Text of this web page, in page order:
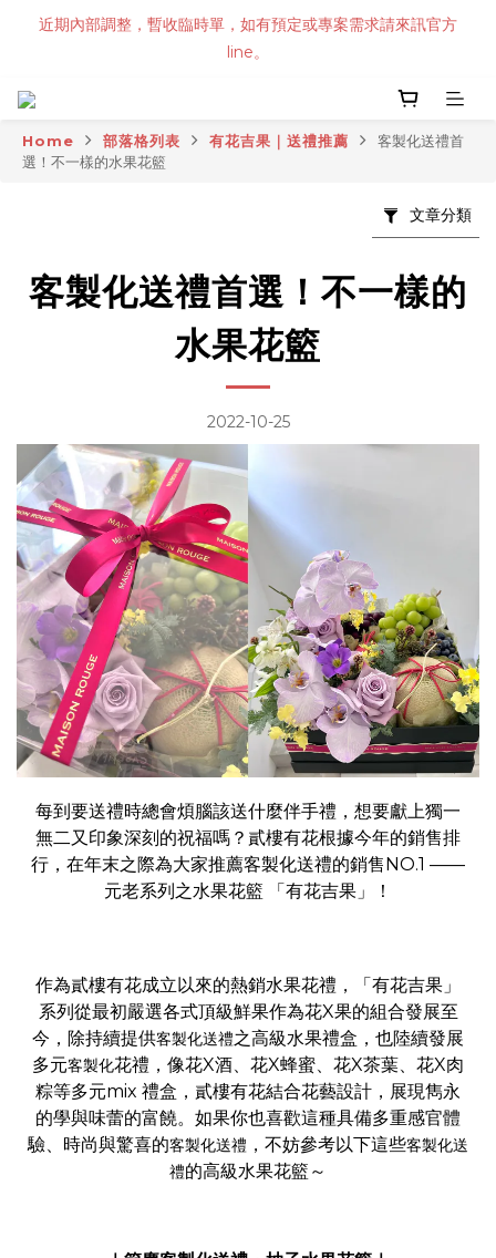
近期內部調整，暫收臨時單，如有預定或專案需求請來訊官方
line。
Home 部落格列表 有花吉果｜送禮推薦
客製化送禮首
選！不一樣的水果花籃
文章分類
客製化送禮首選！不一樣的
水果花籃
2022-10-25
每到要送禮時總會煩腦該送什麼伴手禮，想要獻上獨一
無二又印象深刻的祝福嗎？貳樓有花根據今年的銷售排
行，在年末之際為大家推薦客製化送禮的銷售NO.1 ——
元老系列之水果花籃 「有花吉果」！
作為貳樓有花成立以來的熱銷水果花禮，「有花吉果」
系列從最初嚴選各式頂級鮮果作為花X果的組合發展至
今，除持續提供客製化送禮之高級水果禮盒，也陸續發展
多元客製化花禮，像花X酒、花X蜂蜜、花X茶葉、花X肉
粽等多元mix 禮盒，貳樓有花結合花藝設計，展現雋永
的學與味蕾的富饒。 如果你也喜歡這種具備多重感官體
驗、時尚與驚喜的客製化送禮 ，不妨參考以下這些客製化送
禮的高級水果花籃～